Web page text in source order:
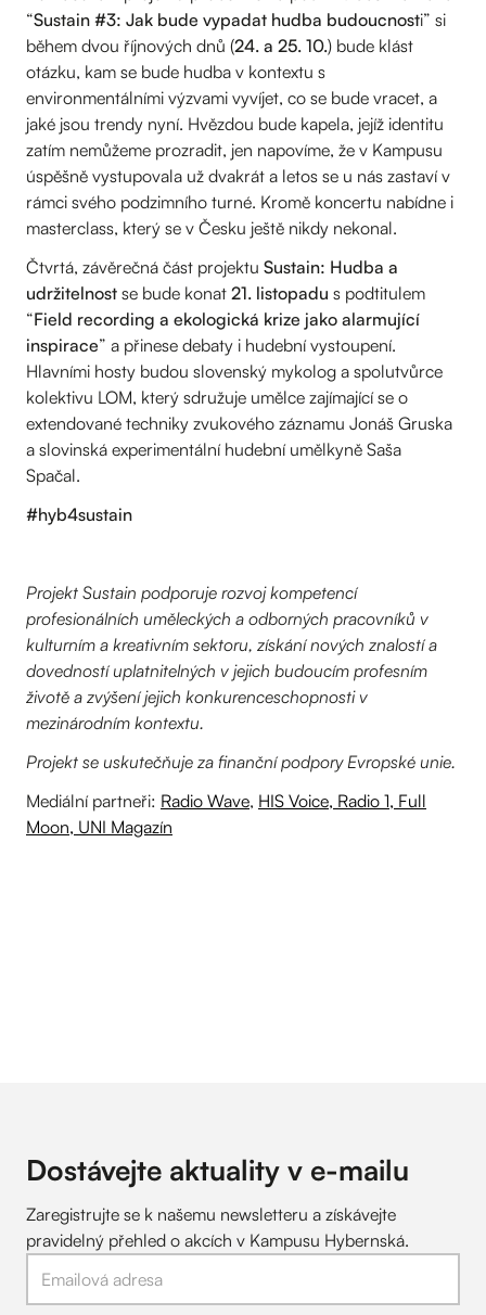
“Sustain #3: Jak bude vypadat hudba budoucnosti” si
během dvou říjnových dnů (24. a 25. 10.) bude klást
otázku, kam se bude hudba v kontextu s
environmentálními výzvami vyvíjet, co se bude vracet, a
jaké jsou trendy nyní. Hvězdou bude kapela, jejíž identitu
zatím nemůžeme prozradit, jen napovíme, že v Kampusu
úspěšně vystupovala už dvakrát a letos se u nás zastaví v
rámci svého podzimního turné. Kromě koncertu nabídne i
masterclass, který se v Česku ještě nikdy nekonal.
Čtvrtá, závěrečná část projektu Sustain: Hudba a
udržitelnost se bude konat 21. listopadu s podtitulem
“Field recording a ekologická krize jako alarmující
inspirace” a přinese debaty i hudební vystoupení.
Hlavními hosty budou slovenský mykolog a spolutvůrce
kolektivu LOM, který sdružuje umělce zajímající se o
extendované techniky zvukového záznamu Jonáš Gruska
a slovinská experimentální hudební umělkyně Saša
Spačal.
#hyb4sustain
Projekt Sustain podporuje rozvoj kompetencí
profesionálních uměleckých a odborných pracovníků v
kulturním a kreativním sektoru, získání nových znalostí a
dovedností uplatnitelných v jejich budoucím profesním
životě a zvýšení jejich konkurenceschopnosti v
mezinárodním kontextu.
Projekt se uskutečňuje za finanční podpory Evropské unie.
Mediální partneři: Radio Wave, HIS Voice, Radio 1, Full
Moon, UNI Magazín
Dostávejte aktuality v e-mailu
Zaregistrujte se k našemu newsletteru a získávejte
pravidelný přehled o akcích v Kampusu Hybernská.